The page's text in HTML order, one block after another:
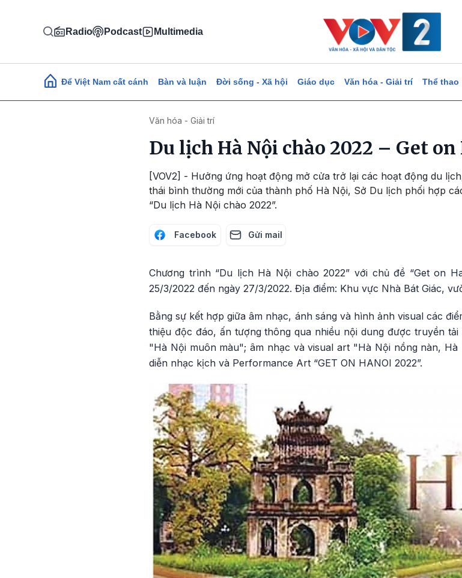
Radio Podcast Multimedia
Main navigation
Để Việt Nam cất cánh Bàn và luận Đời sống - Xã hội Giáo dục Văn hóa - Giải trí Thể thao
Văn hóa - Giải trí
Du lịch Hà Nội chào 2022 – Get on
[VOV2] - Hưởng ứng hoạt động mở cửa trở lại các hoạt động du
thái bình thường mới của thành phố Hà Nội, Sở Du lịch phối hợp
“Du lịch Hà Nội chào 2022”.
Facebook Gửi mail
Chương trình “Du lịch Hà Nội chào 2022” với chủ đề “Get on
25/3/2022 đến ngày 27/3/2022. Địa điểm: Khu vực Nhà Bát Giác,
Bằng sự kết hợp giữa âm nhạc, ánh sáng và hình ảnh visual các
thiệu độc đáo, ấn tượng thông qua nhiều nội dung được truyền
"Hà Nội muôn màu"; âm nhạc và visual art "Hà Nội nồng nàn,
diễn nhạc kịch và Performance Art “GET ON HANOI 2022”.